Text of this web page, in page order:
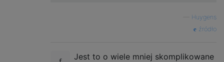
Huygens
źródło
Jest to o wiele mniej skomplikowane